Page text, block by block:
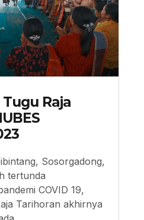
Raja
Sosorgadong,
tertunda
COVID 19,
Tarihoran akhirnya